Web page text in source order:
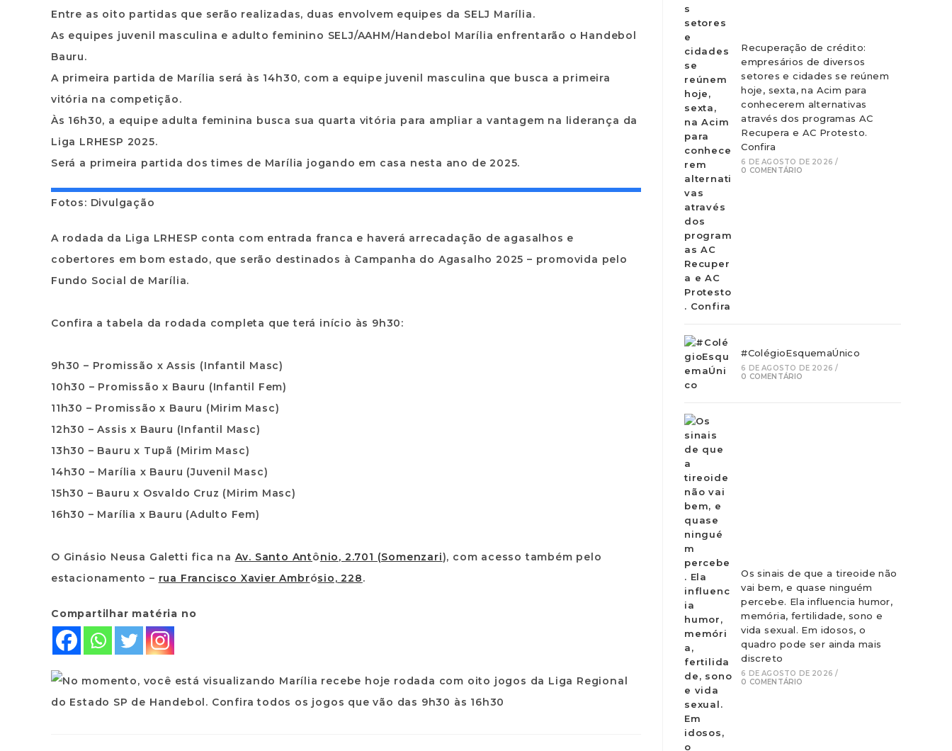
Entre as oito partidas que serão realizadas, duas envolvem equipes da SELJ Marília.
As equipes juvenil masculina e adulto feminino SELJ/AAHM/Handebol Marília enfrentarão o Handebol
Bauru.
A primeira partida de Marília será às 14h30, com a equipe juvenil masculina que busca a primeira
vitória na competição.
Às 16h30, a equipe adulta feminina busca sua quarta vitória para ampliar a vantagem na liderança da
Liga LRHESP 2025.
Será a primeira partida dos times de Marília jogando em casa nesta ano de 2025.
Fotos: Divulgação
A rodada da Liga LRHESP conta com entrada franca e haverá arrecadação de agasalhos e
cobertores em bom estado, que serão destinados à Campanha do Agasalho 2025 – promovida pelo
Fundo Social de Marília.
Confira a tabela da rodada completa que terá início às 9h30:
9h30 – Promissão x Assis (Infantil Masc)
10h30 – Promissão x Bauru (Infantil Fem)
11h30 – Promissão x Bauru (Mirim Masc)
12h30 – Assis x Bauru (Infantil Masc)
13h30 – Bauru x Tupã (Mirim Masc)
14h30 – Marília x Bauru (Juvenil Masc)
15h30 – Bauru x Osvaldo Cruz (Mirim Masc)
16h30 – Marília x Bauru (Adulto Fem)
O Ginásio Neusa Galetti fica na Av. Santo Antônio, 2.701 (Somenzari), com acesso também pelo
estacionamento – rua Francisco Xavier Ambrósio, 228.
Compartilhar matéria no
Recuperação de crédito:
empresários de diversos
setores e cidades se reúnem
hoje, sexta, na Acim para
conhecerem alternativas
através dos programas AC
Recupera e AC Protesto.
Confira
6 DE AGOSTO DE 2026 /
0 COMENTÁRIO
#ColégioEsquemaÚnico
6 DE AGOSTO DE 2026 /
0 COMENTÁRIO
Os sinais de que a tireoide não
vai bem, e quase ninguém
percebe. Ela influencia humor,
memória, fertilidade, sono e
vida sexual. Em idosos, o
quadro pode ser ainda mais
discreto
6 DE AGOSTO DE 2026 /
0 COMENTÁRIO